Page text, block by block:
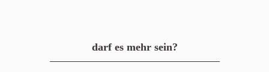
darf es mehr sein?